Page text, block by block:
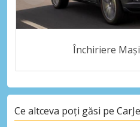
Închiriere
Ce altceva poți găsi pe